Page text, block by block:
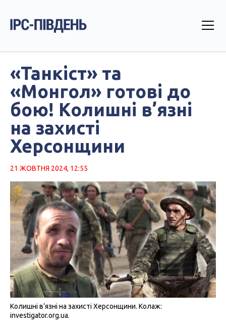
«Танкіст» та
«Монгол» готові до
бою! Колишні в’язні
на захисті
Херсонщини
21 ЖОВТНЯ 2024, 12:55
Колишні в’язні на захисті Херсонщини. Колаж:
investigator.org.ua.